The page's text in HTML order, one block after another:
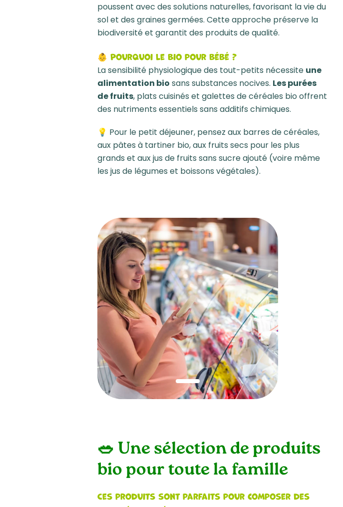
poussent avec des solutions naturelles, favorisant la vie du
sol et des graines germées. Cette approche préserve la
biodiversité et garantit des produits de qualité.
👶 Pourquoi le bio pour bébé ?
La sensibilité physiologique des tout-petits nécessite une
alimentation bio sans substances nocives. Les purées
de fruits, plats cuisinés et galettes de céréales bio offrent
des nutriments essentiels sans additifs chimiques.
💡 Pour le petit déjeuner, pensez aux barres de céréales,
aux pâtes à tartiner bio, aux fruits secs pour les plus
grands et aux jus de fruits sans sucre ajouté (voire même
les jus de légumes et boissons végétales).
1
🥗 Une sélection de produits
bio pour toute la famille
Ces produits sont parfaits pour composer des